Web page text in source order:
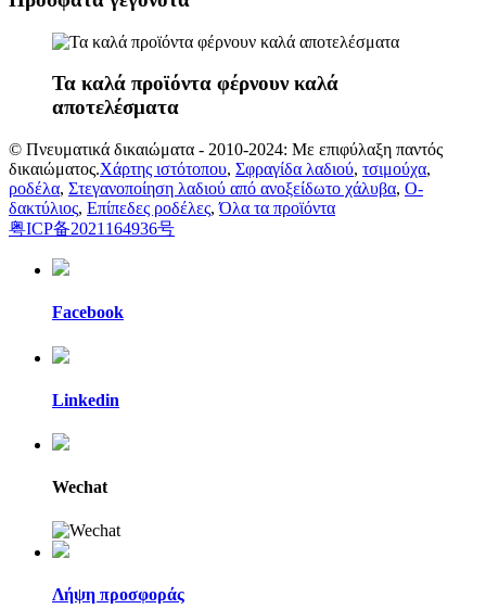
Τα καλά προϊόντα φέρνουν καλά
αποτελέσματα
© Πνευματικά δικαιώματα - 2010-2024: Με επιφύλαξη παντός
δικαιώματος.Χάρτης ιστότοπου, Σφραγίδα λαδιού, τσιμούχα,
ροδέλα, Στεγανοποίηση λαδιού από ανοξείδωτο χάλυβα, Ο-
δακτύλιος, Επίπεδες ροδέλες,Όλα τα προϊόντα
粤ICP备2021164936号
Facebook
Linkedin
Wechat
Λήψη προσφοράς